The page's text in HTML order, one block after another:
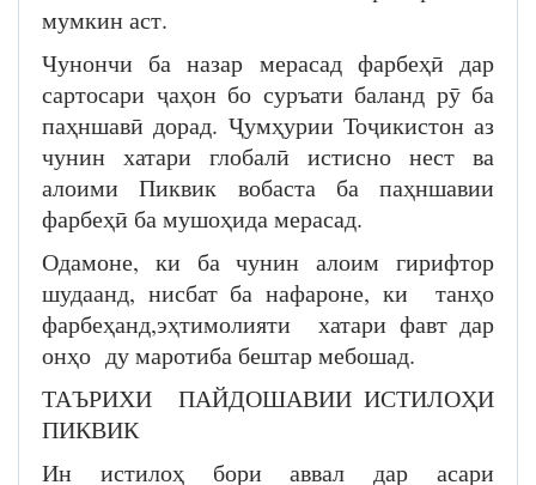
мумкин аст.
Чунончи ба назар мерасад фарбеҳӣ дар
сартосари ҷаҳон бо суръати баланд рӯ ба
паҳншавӣ дорад. Ҷумҳурии Тоҷикистон аз
чунин хатари глобалӣ истисно нест ва
алоими Пиквик вобаста ба паҳншавии
фарбеҳӣ ба мушоҳида мерасад.
Одамоне, ки ба чунин алоим гирифтор
шудаанд, нисбат ба нафароне, ки танҳо
фарбеҳанд,эҳтимолияти хатари фавт дар
онҳо ду маротиба бештар мебошад.
ТАЪРИХИ ПАЙДОШАВИИ ИСТИЛОҲИ
ПИКВИК
Ин истилоҳ бори аввал дар асари